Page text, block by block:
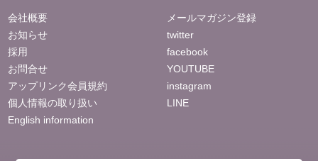
会社概要
お知らせ
採用
お問合せ
アップリンク会員規約
個人情報の取り扱い
English information
メールマガジン登録
twitter
facebook
YOUTUBE
instagram
LINE